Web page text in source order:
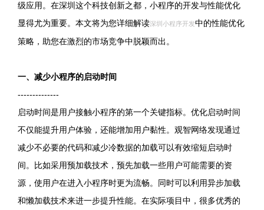
级应用。在深圳这个科技创新之都，小程序的开发与性能优化
显得尤为重要。本文将为您详细解读深圳小程序开发中的性能优化
策略，助您在激烈的市场竞争中脱颖而出。
一、减少小程序的启动时间
--------------
启动时间是用户接触小程序的第一个关键指标。优化启动时间
不仅能提升用户体验，还能增加用户黏性。观智网络发现通过
减少不必要的代码和减少冷数据的加载可以有效缩短启动时
间。比如采用预加载技术，预先加载一些用户可能需要的资
源，使用户在进入小程序时更为流畅。同时可以利用异步加载
和懒加载技术来进一步提升性能。在实际项目中，很多优秀的